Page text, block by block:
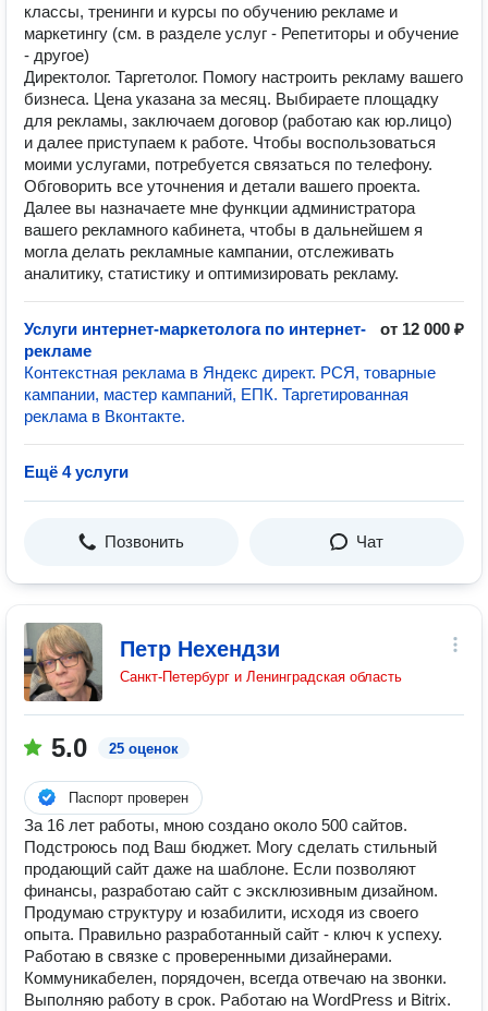
классы, тренинги и курсы по обучению рекламе и
маркетингу (см. в разделе услуг - Репетиторы и обучение
- другое)
Директолог. Таргетолог. Помогу настроить рекламу вашего
бизнеса. Цена указана за месяц. Выбираете площадку
для рекламы, заключаем договор (работаю как юр.лицо)
и далее приступаем к работе. Чтобы воспользоваться
моими услугами, потребуется связаться по телефону.
Обговорить все уточнения и детали вашего проекта.
Далее вы назначаете мне функции администратора
вашего рекламного кабинета, чтобы в дальнейшем я
могла делать рекламные кампании, отслеживать
аналитику, статистику и оптимизировать рекламу.
Услуги интернет-маркетолога по интернет-
рекламе
от 12 000 ₽
Контекстная реклама в Яндекс директ. РСЯ, товарные
кампании, мастер кампаний, ЕПК. Таргетированная
реклама в Вконтакте.
Ещё 4 услуги
Позвонить Чат
Петр Нехендзи
Санкт-Петербург и Ленинградская область
5.0 25 оценок
Паспорт проверен
За 16 лет работы, мною создано около 500 сайтов.
Подстроюсь под Ваш бюджет. Могу сделать стильный
продающий сайт даже на шаблоне. Если позволяют
финансы, разработаю сайт с эксклюзивным дизайном.
Продумаю структуру и юзабилити, исходя из своего
опыта. Правильно разработанный сайт - ключ к успеху.
Работаю в связке с проверенными дизайнерами.
Коммуникабелен, порядочен, всегда отвечаю на звонки.
Выполняю работу в срок. Работаю на WordPress и Bitrix.